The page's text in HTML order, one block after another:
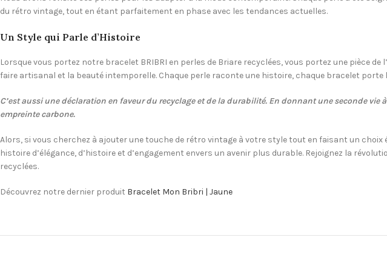
du rétro vintage, tout en étant parfaitement en phase avec les tendances actuelles.
Un Style qui Parle d’Histoire
Lorsque vous portez notre bracelet BRIBRI en perles de Briare recyclées, vous portez une pièce
faire artisanal et la beauté intemporelle. Chaque perle raconte une histoire, chaque bracelet porte
C’est aussi une déclaration en faveur du recyclage et de la durabilité. En donnant une seconde
empreinte carbone.
Alors, si vous cherchez à ajouter une touche de rétro vintage à votre style tout en faisant un
histoire d’élégance, d’histoire et d’engagement envers un avenir plus durable. Rejoignez la
recyclées.
Découvrez notre dernier produit Bracelet Mon Bribri | Jaune